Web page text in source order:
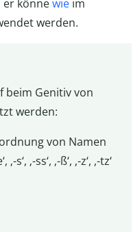
er könnewie im
werden.
beim Genitiv von
werden:
von Namen
‚-ss‘, ‚-ß‘, ‚-z‘, ‚-tz‘